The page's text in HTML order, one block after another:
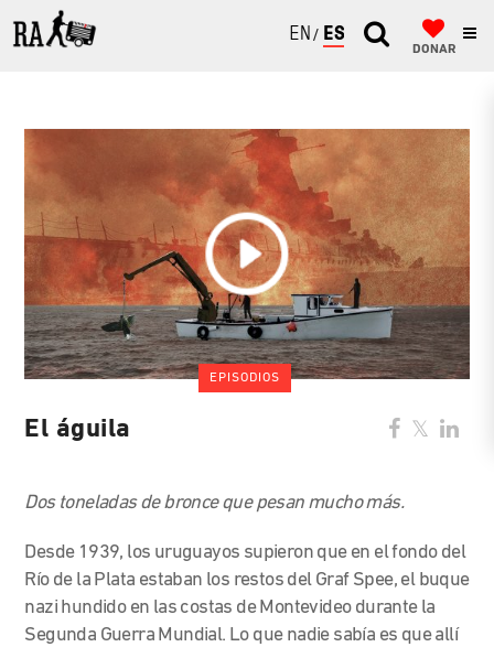
ENGLISH
ESPAÑOL
DONAR
EPISODIOS
El águila
Dos toneladas de bronce quepesanmucho más.
Desde 1939, los uruguayos supieron que en el fondo del
Río de la Plata estaban los restos del Graf Spee, el buque
nazi hundido en las costas de Montevideo durante la
Segunda Guerra Mundial. Lo que nadie sabía es que allí